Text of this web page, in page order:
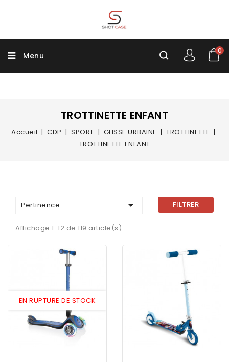
Menu
0
TROTTINETTE ENFANT
Accueil CDP SPORT GLISSE URBAINE
TROTTINETTE
TROTTINETTE ENFANT
Pertinence  FILTRER
Affichage 1-12 de 119 article(s)
EN RUPTURE DE STOCK